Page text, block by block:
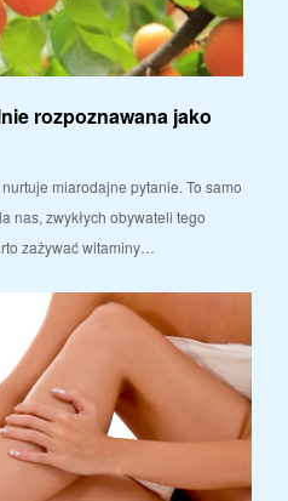
rozpoznawana jako
miarodajne pytanie. To samo
nas, zwykłych obywateli tego
zażywać witaminy…